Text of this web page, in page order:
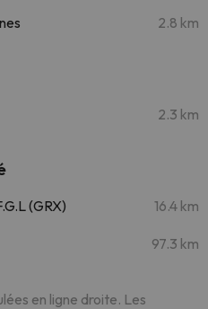
2.8 km
2.3 km
(GRX) 16.4 km
97.3 km
en ligne droite. Les